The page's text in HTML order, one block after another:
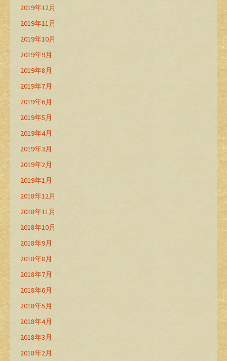
2019年12月
2019年11月
2019年10月
2019年9月
2019年8月
2019年7月
2019年6月
2019年5月
2019年4月
2019年3月
2019年2月
2019年1月
2018年12月
2018年11月
2018年10月
2018年9月
2018年8月
2018年7月
2018年6月
2018年5月
2018年4月
2018年3月
2018年2月